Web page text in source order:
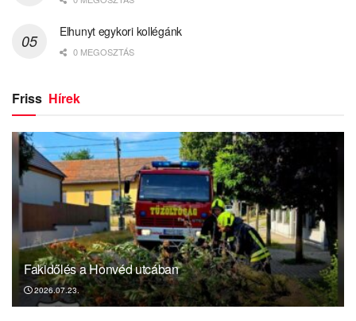
Elhunyt egykori kollégánk
0 MEGOSZTÁS
Friss Hírek
Fakidőlés a Honvéd utcában
2026.07.23.